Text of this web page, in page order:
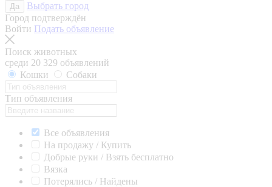
Да
Выбрать город
Город подтверждён
Войти Подать объявление
Поиск животных
среди 20 329 объявлений
Кошки
Собаки
Тип объявления
Все объявления
На продажу / Купить
Добрые руки / Взять бесплатно
Вязка
Потерялись / Найдены